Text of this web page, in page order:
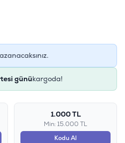
günükargoda!
1.000 TL
Min: 15.000 TL
Kodu Al